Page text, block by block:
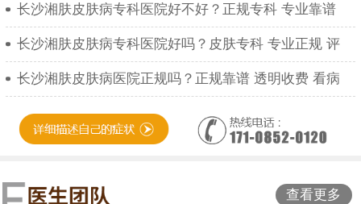
长沙湘肤皮肤病专科医院好不好？正规专科 专业靠谱
长沙湘肤皮肤病专科医院好吗？皮肤专科 专业正规 评
长沙湘肤皮肤病医院正规吗？正规靠谱 透明收费 看病
查看更多